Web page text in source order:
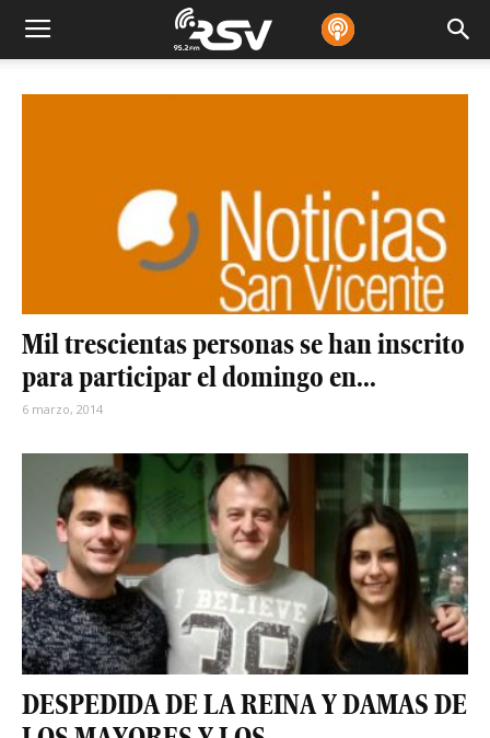
Mil trescientas personas se han inscrito
para participar el domingo en...
6 marzo, 2014
DESPEDIDA DE LA REINA Y DAMAS DE